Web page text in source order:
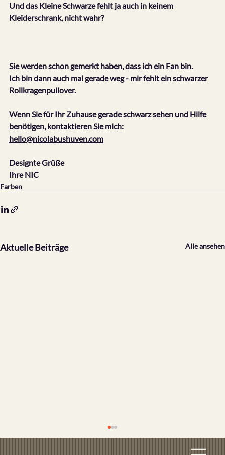
Und das Kleine Schwarze fehlt ja auch in keinem
Kleiderschrank, nicht wahr?
Sie werden schon gemerkt haben, dass ich ein Fan bin.
Ich bin dann auch mal gerade weg - mir fehlt ein schwarzer
Rollkragenpullover.
Wenn Sie für Ihr Zuhause gerade schwarz sehen und Hilfe
benötigen, kontaktieren Sie mich:
hello@nicolabushuven.com
Designte Grüße
Ihre NIC
Farben
Aktuelle Beiträge Alle ansehen